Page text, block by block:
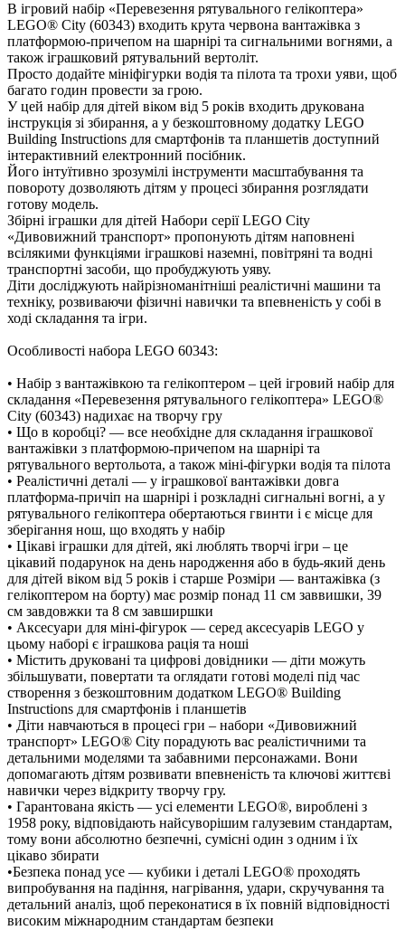
ігровий набір «Перевезення рятувального гелікоптера»
LEGO® City (60343) входить крута червона вантажівка з
платформою-причепом на шарнірі та сигнальними вогнями, а
також іграшковий рятувальний вертоліт.
Просто додайте мініфігурки водія та пілота та трохи уяви, що
агато годин провести за грою.
У цей набір для дітей віком від 5 років входить друкована
інструкція зі збирання, а у безкоштовному додатку LEGO
Building Instructions для смартфонів та планшетів доступний
інтерактивний електронний посібник.
Його інтуїтивно зрозумілі інструменти масштабування та
повороту дозволяють дітям у процесі збирання розглядати
отову модель.
Збірні іграшки для дітей Набори серії LEGO City
«Дивовижний транспорт» пропонують дітям наповнені
сілякими функціями іграшкові наземні, повітряні та водні
транспортні засоби, що пробуджують уяву.
Діти досліджують найрізноманітніші реалістичні машини та
техніку, розвиваючи фізичні навички та впевненість у собі
ході складання та ігри.
Особливості набора LEGO 60343:
• Набір з вантажівкою та гелікоптером – цей ігровий набір для
складання «Перевезення рятувального гелікоптера» LEGO®
City (60343) надихає на творчу гру
• Що в коробці? — все необхідне для складання іграшкової
антажівки з платформою-причепом на шарнірі та
рятувального вертольота, а також міні-фігурки водія та пілота
• Реалістичні деталі — у іграшкової вантажівки довга
платформа-причіп на шарнірі і розкладні сигнальні вогні, а у
рятувального гелікоптера обертаються гвинти і є місце для
зберігання нош, що входять у набір
• Цікаві іграшки для дітей, які люблять творчі ігри – це
цікавий подарунок на день народження або в будь-який день
для дітей віком від 5 років і старше Розміри — вантажівка (з
елікоптером на борту) має розмір понад 11 см заввишки, 39
см завдовжки та 8 см завширшки
• Аксесуари для міні-фігурок — серед аксесуарів LEGO у
цьому наборі є іграшкова рація та ноші
• Містить друковані та цифрові довідники — діти можуть
збільшувати, повертати та оглядати готові моделі під час
створення з безкоштовним додатком LEGO® Building
Instructions для смартфонів і планшеті
• Діти навчаються в процесі гри – набори «Дивовижний
транспорт» LEGO® City порадують вас реалістичними та
детальними моделями та забавними персонажами. Вони
допомагають дітям розвивати впевненість та ключові життєві
навички через відкриту творчу гру.
• Гарантована якість — усі елементи LEGO®, вироблені з
1958 року, відповідають найсуворішим галузевим стандартам,
тому вони абсолютно безпечні, сумісні один з одним і їх
цікаво збирати
•Безпека понад усе — кубики і деталі LEGO® проходять
ипробування на падіння, нагрівання, удари, скручування та
детальний аналіз, щоб переконатися в їх повній відповідності
исоким міжнародним стандартам безпеки